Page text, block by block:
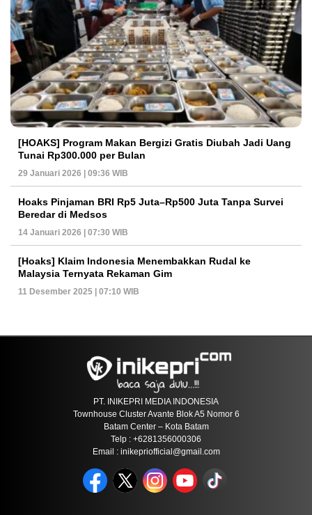
[HOAKS] Program Makan Bergizi Gratis Diubah Jadi Uang
Tunai Rp300.000 per Bulan
29 Januari 2026 | 09:36 WIB
Hoaks Pinjaman BRI Rp5 Juta–Rp500 Juta Tanpa Survei
Beredar di Medsos
14 Januari 2026 | 07:30 WIB
[Hoaks] Klaim Indonesia Menembakkan Rudal ke
Malaysia Ternyata Rekaman Gim
11 Desember 2025 | 07:10 WIB
PT. INIKEPRI MEDIA INDONESIA
Townhouse Cluster Avante Blok A5 Nomor 6
Batam Center – Kota Batam
Telp : +6281356000306
Email : inikepriofficial@gmail.com